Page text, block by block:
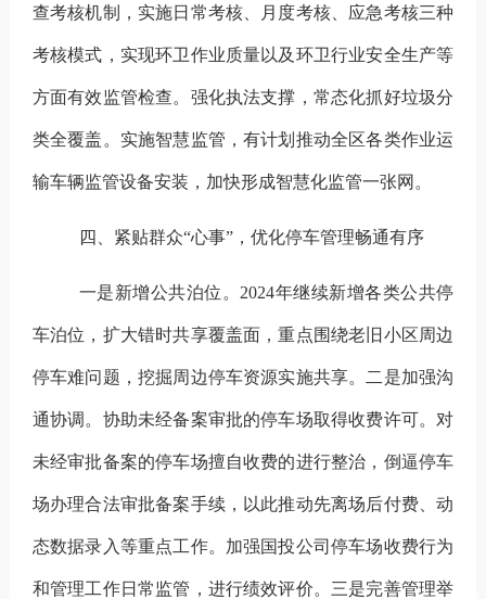
查考核机制，实施日常考核、月度考核、应急考核三种
考核模式，实现环卫作业质量以及环卫行业安全生产等
方面有效监管检查。 强化执法支撑， 常态化抓好垃圾分
类全覆盖。 实施智慧监管，有计划推动全区各类作业运
输车辆监管设备安装 ， 加快形成智慧化监管一张网 。
四、紧贴群众“心事”，优化停车管理畅通有序
一是新增公共泊位。 2024年继续新增各类公共停
车泊位， 扩大错时共享覆盖面，重点围绕老旧小区周边
停车难问题，挖掘周边停车资源实施共享。 二是加强沟
通协调。 协助未经备案审批的停车场取得收费许可。对
未经审批备案的停车场擅自收费的进行整治，倒逼停车
场办理合法审批备案手续，以此推动先离场后付费、动
态数据录入等重点工作。加强国投公司停车场收费行为
和管理工作日常监管，进行绩效评价。 三是完善管理举